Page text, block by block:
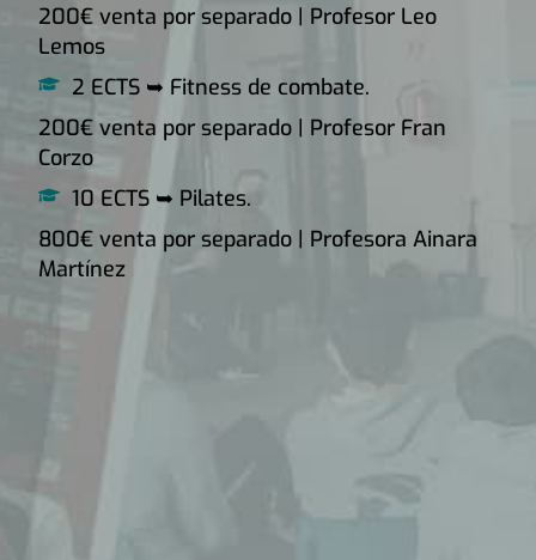
200€ venta por separado | Profesor Leo
Lemos
2 ECTS ➥ Fitness de combate.
200€ venta por separado | Profesor Fran
Corzo
10 ECTS ➥ Pilates.
800€ venta por separado | Profesora Ainara
Martínez